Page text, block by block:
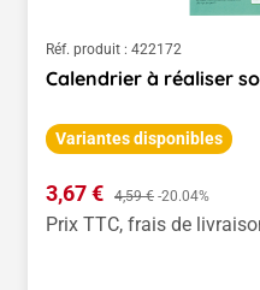
Réf. produit : 422172
Calendrier à réaliser
Variantes disponibles
Prix de vente :
3,67 € Prix régulier :
4,59 € -20.04%
Prix TTC, frais de